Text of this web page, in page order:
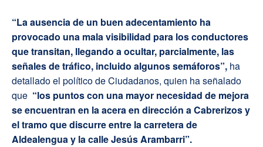
“La ausencia de un buen adecentamiento ha
provocado una mala visibilidad para los conductores
que transitan, llegando a ocultar, parcialmente, las
señales de tráfico, incluido algunos semáforos”, ha
detallado el político de Ciudadanos, quien ha señalado
que “los puntos con una mayor necesidad de mejora
se encuentran en la acera en dirección a Cabrerizos y
el tramo que discurre entre la carretera de
Aldealengua y la calle Jesús Arambarri”.